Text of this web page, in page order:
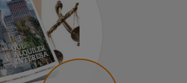
Gasto de notaría por liquidación de
bienes gananciales
Subrogaciones